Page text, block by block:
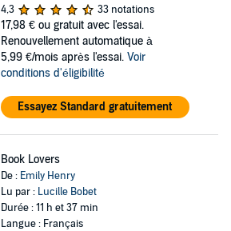
4,3 33 notations
17,98 € ou gratuit avec l'essai.
Renouvellement automatique à
5,99 €/mois après l'essai. Voir
conditions d'éligibilité
Essayez Standard gratuitement
Book Lovers
De : Emily Henry
Lu par : Lucille Bobet
Durée : 11 h et 37 min
Langue : Français